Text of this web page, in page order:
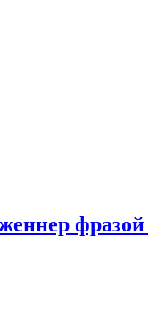
фразой